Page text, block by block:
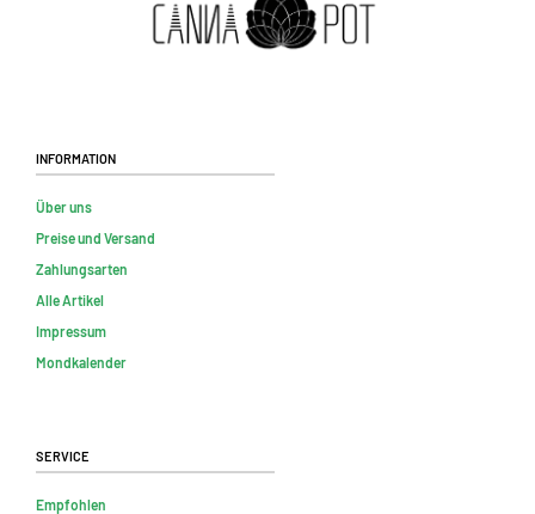
Information
Über uns
Preise und Versand
Zahlungsarten
Alle Artikel
Impressum
Mondkalender
Service
Empfohlen